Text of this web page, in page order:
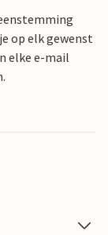
op elk gewenst
elke e-mail